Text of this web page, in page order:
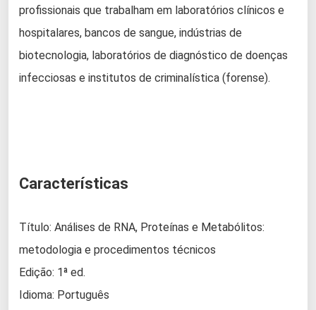
profissionais que trabalham em laboratórios clínicos e
hospitalares, bancos de sangue, indústrias de
biotecnologia, laboratórios de diagnóstico de doenças
infecciosas e institutos de criminalística (forense).
Características
Título: Análises de RNA, Proteínas e Metabólitos:
metodologia e procedimentos técnicos
Edição: 1ª ed.
Idioma: Português